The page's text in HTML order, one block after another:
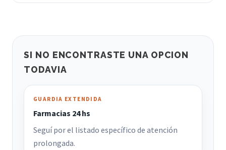
SI NO ENCONTRASTE UNA OPCION
TODAVIA
GUARDIA EXTENDIDA
Farmacias 24 hs
Seguí por el listado específico de atención
prolongada.